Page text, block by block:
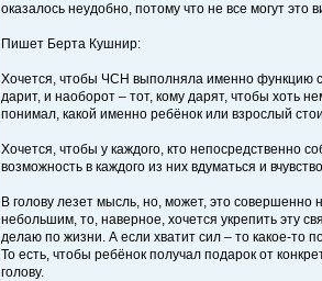
оказалось неудобно, потому что не все могут
Пишет Берта Кушнир:
Хочется, чтобы ЧСН выполняла именно функцию
дарит, и наоборот – тот, кому дарят, чтобы хоть
понимал, какой именно ребёнок или взрослый
Хочется, чтобы у каждого, кто непосредственно
возможность в каждого из них вдуматься и
В голову лезет мысль, но, может, это совершенно
небольшим, то, наверное, хочется укрепить эту
делаю по жизни. А если хватит сил – то какое-то
То есть, чтобы ребёнок получал подарок от
голову.